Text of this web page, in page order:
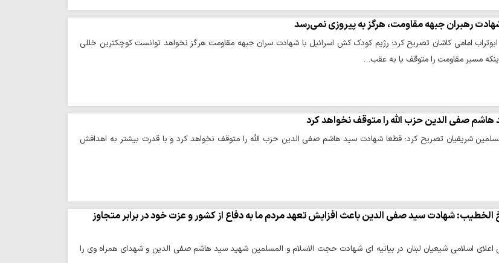
رهبران جبهه مقاومت، هرگز به پیروزی نمی‌رسد
امامی کاشان تصریح کرد: رژیم کودک کش اسرائیل با شهادت سران جبهه مقاومت هرگز نخواهد توانست کوچکترین خللی
اینکه مسیر مقاومت را متوقف یا به عقب…
صفی الدین حزب الله را متوقف نخواهد کرد
شریفیان تصریح کرد: قطعا شهادت سید هاشم صفی الدین حزب الله را متوقف نخواهد کرد و با قدرت بیشتر به اهدافش
شهادت سید صفی الدین باعث افزایش تعهد مردم ما به دفاع از کشور و عزت خود در برابر متجاوز
اسلامی شیعیان لبنان در بیانیه ای شهادت حجت الاسلام و المسلمین شهید سید هاشم صفی الدین و شهدای همراه وی را